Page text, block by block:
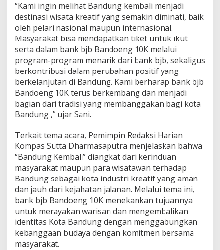
“Kami ingin melihat Bandung kembali menjadi
destinasi wisata kreatif yang semakin diminati, baik
oleh pelari nasional maupun internasional.
Masyarakat bisa mendapatkan tiket untuk ikut
serta dalam bank bjb Bandoeng 10K melalui
program-program menarik dari bank bjb, sekaligus
berkontribusi dalam perubahan positif yang
berkelanjutan di Bandung. Kami berharap bank bjb
Bandoeng 10K terus berkembang dan menjadi
bagian dari tradisi yang membanggakan bagi kota
Bandung ,” ujar Sani.
Terkait tema acara, Pemimpin Redaksi Harian
Kompas Sutta Dharmasaputra menjelaskan bahwa
“Bandung Kembali” diangkat dari kerinduan
masyarakat maupun para wisatawan terhadap
Bandung sebagai kota industri kreatif yang aman
dan jauh dari kejahatan jalanan. Melalui tema ini,
bank bjb Bandoeng 10K menekankan tujuannya
untuk merayakan warisan dan mengembalikan
identitas Kota Bandung dengan menggabungkan
kebanggaan budaya dengan komitmen bersama
masyarakat.